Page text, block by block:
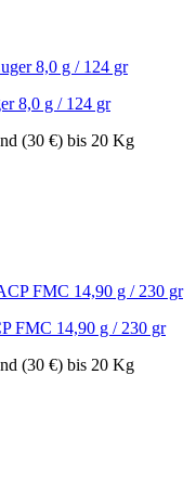
8,0 g / 124 gr
(30 €) bis 20 Kg
FMC 14,90 g / 230 gr
(30 €) bis 20 Kg